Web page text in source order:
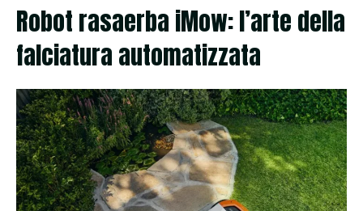
Robot rasaerba iMow: l’arte della
falciatura automatizzata